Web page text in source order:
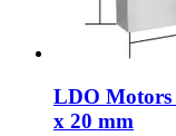
LDO Motors
x 20 mm